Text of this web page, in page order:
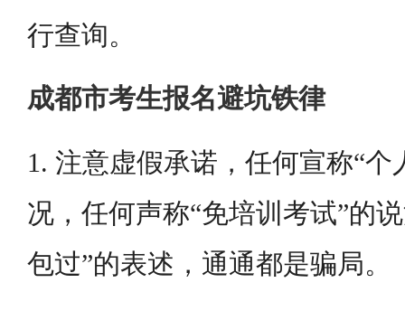
行查询。
成都市考生报名避坑铁律
1. 注意虚假承诺，任何宣称“个
况，任何声称“免培训考试”的
包过”的表述，通通都是骗局。